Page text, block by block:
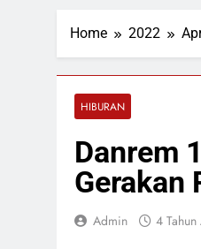
Home 2022
HIBURAN
Danrem
Gerakan
Admin 4